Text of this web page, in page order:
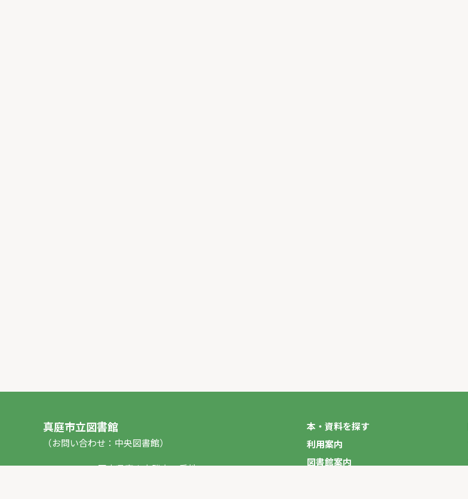
真庭市立図書館
（お問い合わせ：中央図書館）
〒717-0013 岡山県真庭市勝山53番地1
本・資料を探す
利用案内
図書館案内